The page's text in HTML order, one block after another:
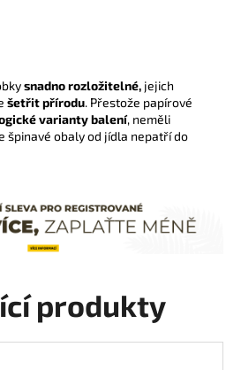
snadno rozložitelné, jejich
šetřit přírodu. Přestože papírové
varianty balení, neměli
špinavé obaly od jídla nepatří do
produkty